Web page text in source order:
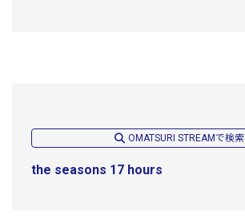
OMATSURI STREAMで検索
the seasons 17 hours